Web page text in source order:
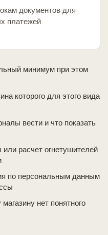
документов для
платежей
минимум при этом
которого для этого вида
вести и что показать
расчет огнетушителей
по персональным данным
нет понятного